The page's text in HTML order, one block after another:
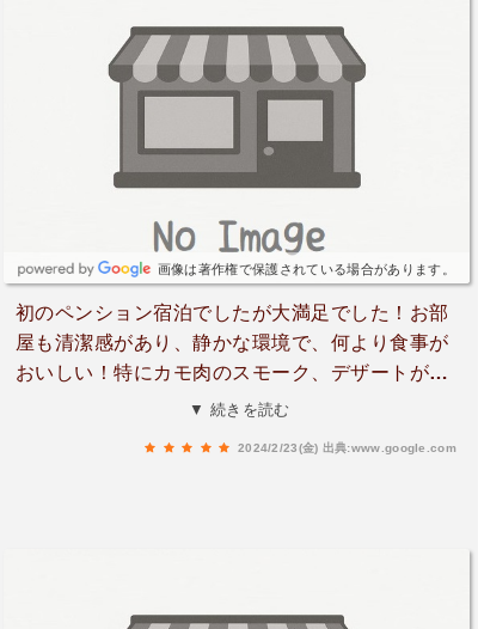
画像は著作権で保護されている場合があります。
初のペンション宿泊でしたが大満足でした！お部
屋も清潔感があり、静かな環境で、何より食事が
おいしい！特にカモ肉のスモーク、デザートが絶
品でした。一番は朝食のパン！3種類とモーニン
▼ 続きを読む
2024/2/23(金) 出典:www.google.com